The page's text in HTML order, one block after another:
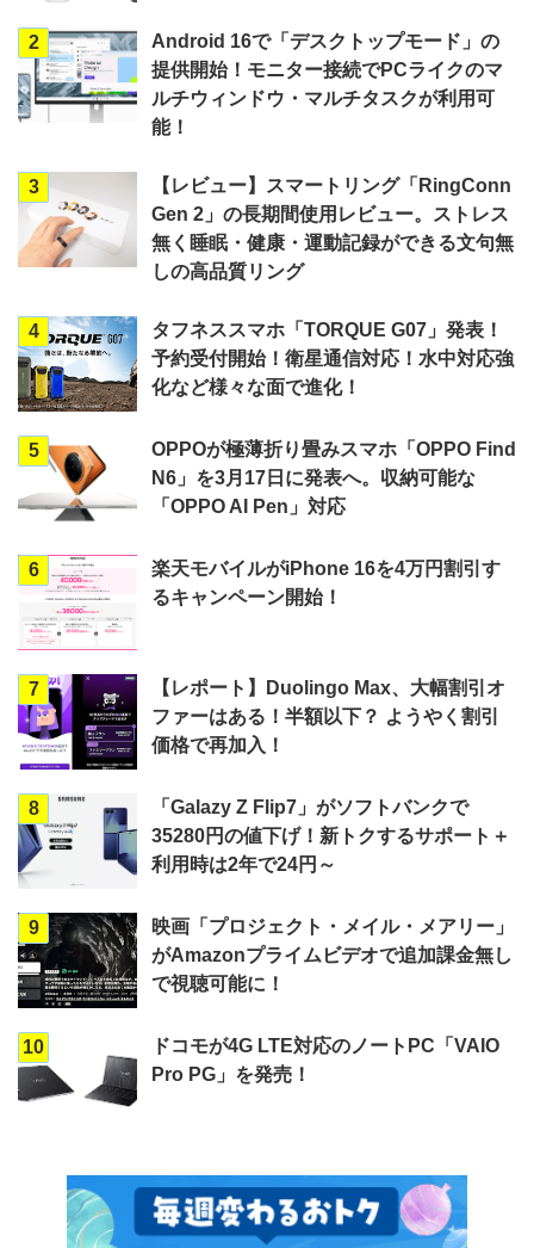
2
Android 16で「デスクトップモード」の
提供開始！モニター接続でPCライクのマ
ルチウィンドウ・マルチタスクが利用可
能！
3
【レビュー】スマートリング「RingConn
Gen 2」の長期間使用レビュー。ストレス
無く睡眠・健康・運動記録ができる文句無
しの高品質リング
4
タフネススマホ「TORQUE G07」発表！
予約受付開始！衛星通信対応！水中対応強
化など様々な面で進化！
5
OPPOが極薄折り畳みスマホ「OPPO Find
N6」を3月17日に発表へ。収納可能な
「OPPO AI Pen」対応
6
楽天モバイルがiPhone 16を4万円割引す
るキャンペーン開始！
7
【レポート】Duolingo Max、大幅割引オ
ファーはある！半額以下？ ようやく割引
価格で再加入！
8
「Galazy Z Flip7」がソフトバンクで
35280円の値下げ！新トクするサポート＋
利用時は2年で24円～
9
映画「プロジェクト・メイル・メアリー」
がAmazonプライムビデオで追加課金無し
で視聴可能に！
10
ドコモが4G LTE対応のノートPC「VAIO
Pro PG」を発売！